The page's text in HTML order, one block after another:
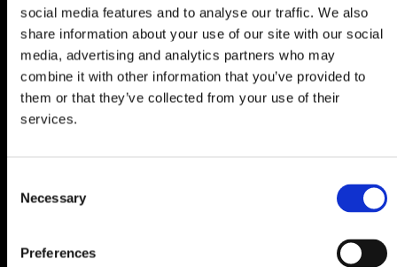
social media features and to analyse our traffic. We also
share information about your use of our site with our social
media, advertising and analytics partners who may
combine it with other information that you’ve provided to
them or that they’ve collected from your use of their
services.
Necessary
Preferences
Éclairage intérieur à LED
Accès facile à la glacière à tout moment et en tout lieu grâce au
couvercle réversible et amovible.